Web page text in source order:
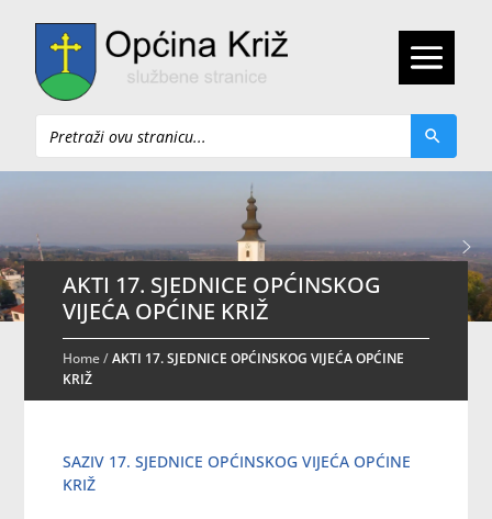
Pretraži
AKTI 17. SJEDNICE OPĆINSKOG
VIJEĆA OPĆINE KRIŽ
Home/AKTI 17. SJEDNICE OPĆINSKOG VIJEĆA OPĆINE
KRIŽ
SAZIV 17. SJEDNICE OPĆINSKOG VIJEĆA OPĆINE
KRIŽ